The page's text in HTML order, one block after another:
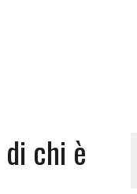
chi è